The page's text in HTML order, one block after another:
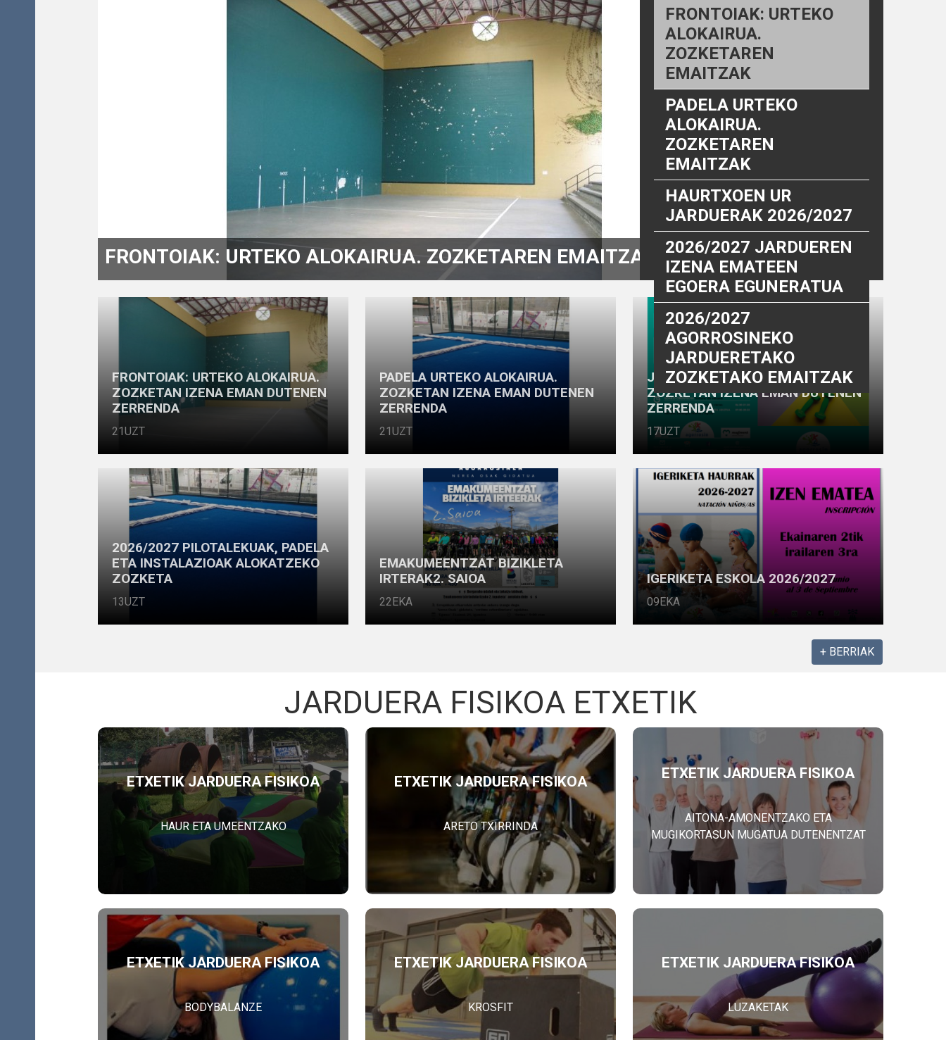
FRONTOIAK: URTEKO ALOKAIRUA. ZOZKETAREN EMAITZAK
FRONTOIAK: URTEKO
ALOKAIRUA.
ZOZKETAREN
EMAITZAK
PADELA URTEKO
ALOKAIRUA.
ZOZKETAREN
EMAITZAK
HAURTXOEN UR
JARDUERAK 2026/2027
2026/2027 JARDUEREN
IZENA EMATEEN
EGOERA EGUNERATUA
2026/2027
AGORROSINEKO
JARDUERETAKO
ZOZKETAKO EMAITZAK
FRONTOIAK: URTEKO ALOKAIRUA.
ZOZKETAN IZENA EMAN DUTENEN
ZERRENDA
21UZT
PADELA URTEKO ALOKAIRUA.
ZOZKETAN IZENA EMAN DUTENEN
ZERRENDA
21UZT
JARDUERAK 2026-2027
ZOZKETAN IZENA EMAN DUTENEN
ZERRENDA
17UZT
2026/2027 PILOTALEKUAK, PADELA
ETA INSTALAZIOAK ALOKATZEKO
ZOZKETA
13UZT
EMAKUMEENTZAT BIZIKLETA
IRTERAK2. SAIOA
22EKA
IGERIKETA ESKOLA 2026/2027
09EKA
+ BERRIAK
JARDUERA FISIKOA ETXETIK
ETXETIK JARDUERA FISIKOA
HAUR ETA UMEENTZAKO
ETXETIK JARDUERA FISIKOA
ARETO TXIRRINDA
ETXETIK JARDUERA FISIKOA
AITONA-AMONENTZAKO ETA
MUGIKORTASUN MUGATUA DUTENENTZAT
ETXETIK JARDUERA FISIKOA
BODYBALANZE
ETXETIK JARDUERA FISIKOA
KROSFIT
ETXETIK JARDUERA FISIKOA
LUZAKETAK